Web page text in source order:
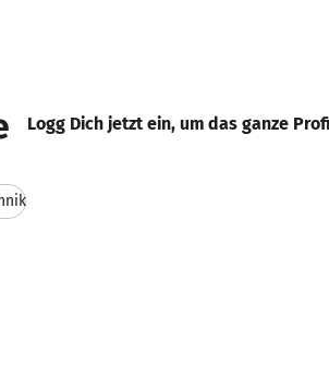
Logg Dich jetzt ein, um das ganze